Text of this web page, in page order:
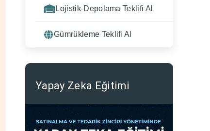
Lojistik-Depolama Teklifi Al
Gümrükleme Teklifi Al
Yapay Zeka Eğitimi